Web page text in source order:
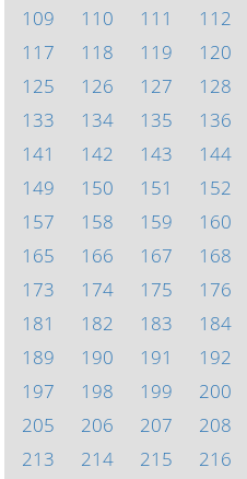
109
110 111 112
117
118 119 120
125
126 127 128
133
134 135 136
141
142 143 144
149
150 151 152
157
158 159 160
165
166 167 168
173
174 175 176
181
182 183 184
189
190 191 192
197
198 199 200
205
206 207 208
213
214 215 216